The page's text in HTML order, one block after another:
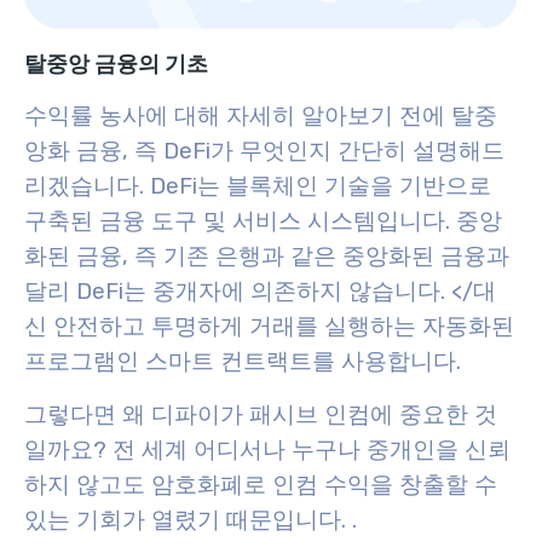
탈중앙 금융의 기초
수익률 농사에 대해 자세히 알아보기 전에 탈중
앙화 금융, 즉 DeFi가 무엇인지 간단히 설명해드
리겠습니다. DeFi는 블록체인 기술을 기반으로
구축된 금융 도구 및 서비스 시스템입니다. 중앙
화된 금융, 즉 기존 은행과 같은 중앙화된 금융과
달리 DeFi는 중개자에 의존하지 않습니다. </대
신 안전하고 투명하게 거래를 실행하는 자동화된
프로그램인 스마트 컨트랙트를 사용합니다.
그렇다면 왜 디파이가 패시브 인컴에 중요한 것
일까요? 전 세계 어디서나 누구나 중개인을 신뢰
하지 않고도 암호화폐로 인컴 수익을 창출할 수
있는 기회가 열렸기 때문입니다. .